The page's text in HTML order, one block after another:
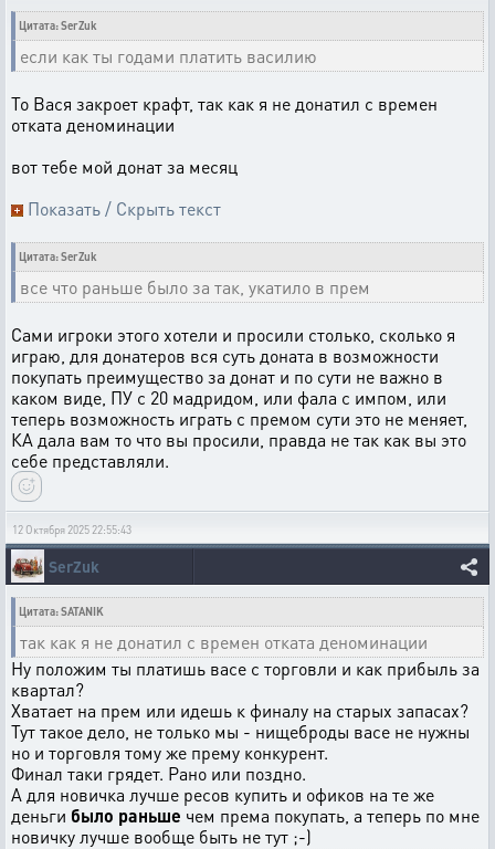
Цитата: SerZuk
если как ты годами платить василию
То Вася закроет крафт, так как я не донатил с времен
отката деноминации
вот тебе мой донат за месяц
Показать / Скрыть текст
Цитата: SerZuk
все что раньше было за так, укатило в прем
Сами игроки этого хотели и просили столько, сколько я
играю, для донатеров вся суть доната в возможности
покупать преимущество за донат и по сути не важно в
каком виде, ПУ с 20 мадридом, или фала с импом, или
теперь возможность играть с премом сути это не меняет,
КА дала вам то что вы просили, правда не так как вы это
себе представляли.
12 Октября 2025 22:55:43
SerZuk
Цитата: SATANIK
так как я не донатил с времен отката деноминации
Ну положим ты платишь васе с торговли и как прибыль за
квартал?
Хватает на прем или идешь к финалу на старых запасах?
Тут такое дело, не только мы - нищеброды васе не нужны
но и торговля тому же прему конкурент.
Финал таки грядет. Рано или поздно.
А для новичка лучше ресов купить и офиков на те же
деньги было раньше чем према покупать, а теперь по мне
новичку лучше вообще быть не тут ;-)